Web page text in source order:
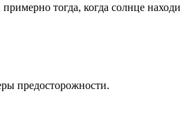
тогда, когда солнце
предосторожности.